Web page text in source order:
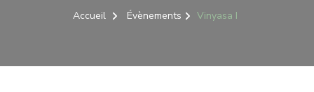
Accueil Évènements Vinyasa I